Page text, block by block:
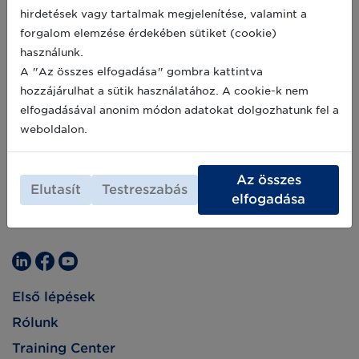
Technológiai Minisztériumban, a magyar
érdekelt felek számára.
Első lépések
Rólunk
Training Center
hirdetések vagy tartalmak megjelenítése, valamint a
forgalom elemzése érdekében sütiket (cookie)
használunk.
A "Az összes elfogadása" gombra kattintva
hozzájárulhat a sütik használatához. A cookie-k nem
elfogadásával anonim módon adatokat dolgozhatunk fel a
weboldalon.
Elutasít Testreszabás
Az összes
elfogadása